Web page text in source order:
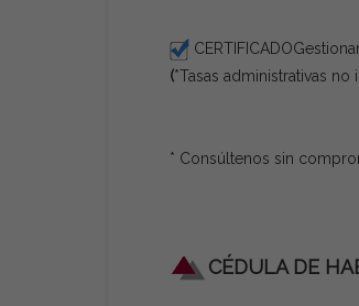
CERTIFICADO
(*Tasas administrativas no
* Consúltenos sin
CÉDULA DE